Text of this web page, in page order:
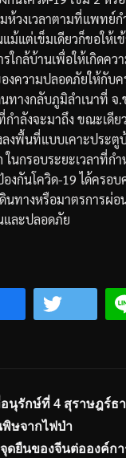
ห้วงเวลาตามที่แพทย์
ม้แต่เข็มเดียวก็ขอให้เ
ใกล้บ้านเพื่อให้เกิดคว
งความปลอดภัยให้กับค
ทางกลับภูมิลำเนาที่ จ.
กำลังจะมาถึง ขณะเดีย
ลงพื้นที่แบบเคาะประตู
ในกรอบระยะเวลาที่ก
งกันโควิด-19ได้ครอ
นทางหรือมาตรการผ่
และปลอดภัย
นุรักษ์ที่ 4 สุราษฎร์ธ
ษจากไฟป่า
ดยืนของจีนต่อองค์ก